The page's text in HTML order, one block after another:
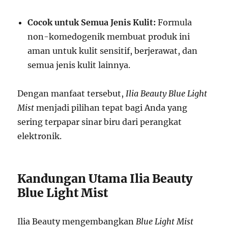
Cocok untuk Semua Jenis Kulit: Formula
non-komedogenik membuat produk ini
aman untuk kulit sensitif, berjerawat, dan
semua jenis kulit lainnya.
Dengan manfaat tersebut,Ilia Beauty Blue Light
Mist menjadi pilihan tepat bagi Anda yang
sering terpapar sinar biru dari perangkat
elektronik.
Kandungan Utama Ilia Beauty
Blue Light Mist
Ilia Beauty mengembangkanBlue Light Mist